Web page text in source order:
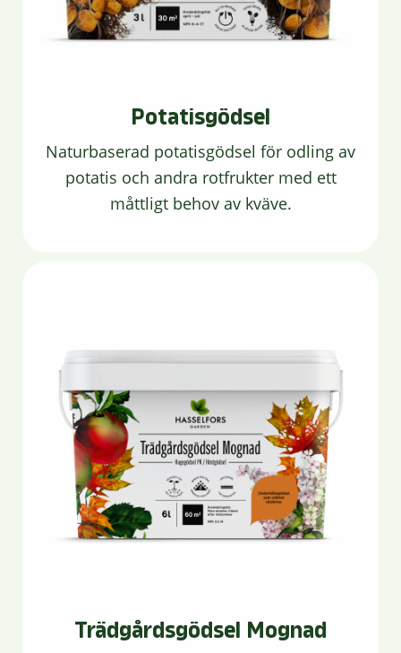
Potatisgödsel
Naturbaserad potatisgödsel för odling av
potatis och andra rotfrukter med ett
måttligt behov av kväve.
Trädgårdsgödsel Mognad